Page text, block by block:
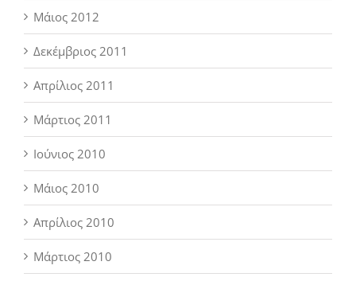
Μάιος 2012
Δεκέμβριος 2011
Απρίλιος 2011
Μάρτιος 2011
Ιούνιος 2010
Μάιος 2010
Απρίλιος 2010
Μάρτιος 2010